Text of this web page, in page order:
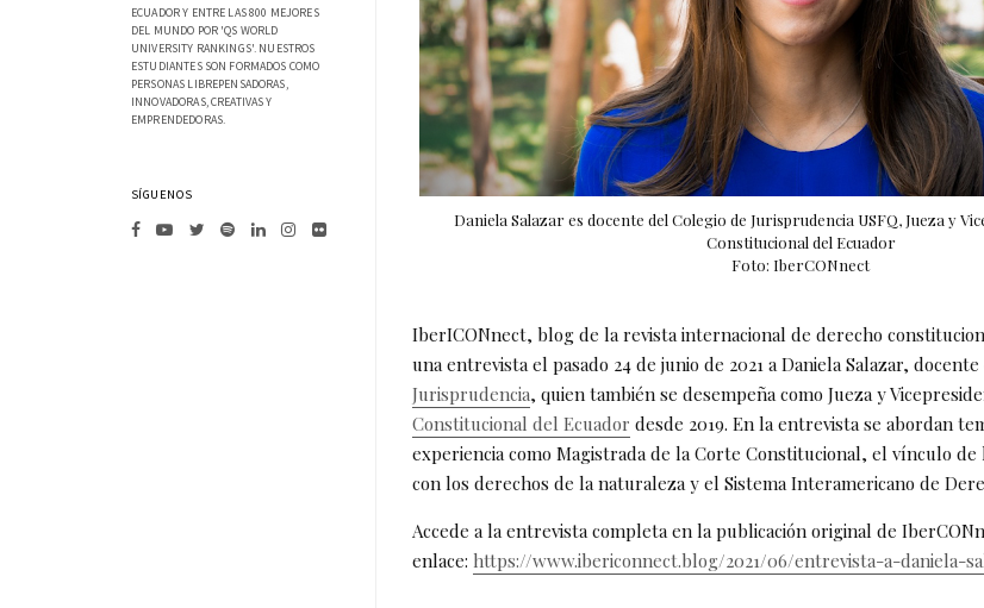
Daniela Salazar es docente del Colegio de Jurisprudencia USFQ, Jueza y
Constitucional del Ecuador
Foto: IberCONnect
IberICONnect, blog de la revista internacional de derecho
una entrevista el pasado 24 de junio de 2021 a Daniela Salazar,
Jurisprudencia, quien también se desempeña como Jueza y
Constitucional del Ecuador desde 2019. En la entrevista se abordan
experiencia como Magistrada de la Corte Constitucional, el vínculo de
con los derechos de la naturaleza y el Sistema Interamericano de
Accede a la entrevista completa en la publicación original de
enlace: https://www.ibericonnect.blog/2021/06/entrevista-a-daniela-
ECUADOR Y ENTRE LAS 800 MEJORES
DEL MUNDO POR 'QS WORLD
UNIVERSITY RANKINGS'. NUESTROS
ESTUDIANTES SON FORMADOS COMO
PERSONAS LIBREPENSADORAS,
INNOVADORAS, CREATIVAS Y
EMPRENDEDORAS.
SÍGUENOS